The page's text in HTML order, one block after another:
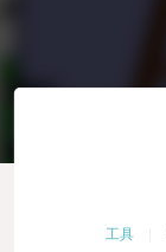
工具